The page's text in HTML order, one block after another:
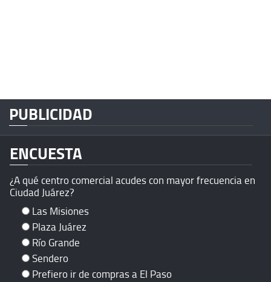
PUBLICIDAD
ENCUESTA
¿A qué centro comercial acudes con mayor frecuencia en
Ciudad Juárez?
Las Misiones
Plaza Juárez
Río Grande
Sendero
Prefiero ir de compras a El Paso